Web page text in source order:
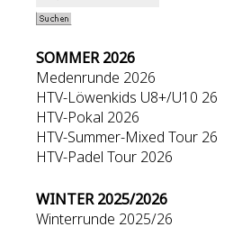
SOMMER 2026
Medenrunde 2026
HTV-Löwenkids U8+/U10 26
HTV-Pokal 2026
HTV-Summer-Mixed Tour 26
HTV-Padel Tour 2026
WINTER 2025/2026
Winterrunde 2025/26